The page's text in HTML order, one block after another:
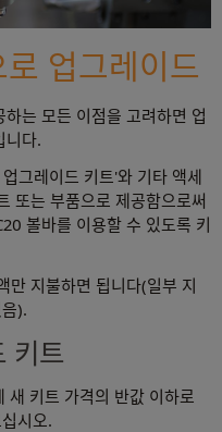
업그레이드
하는 모든 이점을 고려하면 업
니다.
그레이드 키트'와 기타 액세
또는 부품으로 제공함으로써
볼바를 이용할 수 있도록 키
만 지불하면 됩니다(일부 지
).
키트
새 키트 가격의 반값 이하로
시오.